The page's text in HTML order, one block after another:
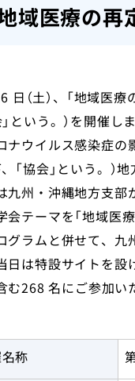
域医療の再
日（土）、「地域医
」という。）を開催
ナウイルス感染症
、「協会」という。
九州・沖縄地方支部
会テーマを「地域医
グラムと併せて、九
日は特設サイトを設
む268 名にご参加い
称